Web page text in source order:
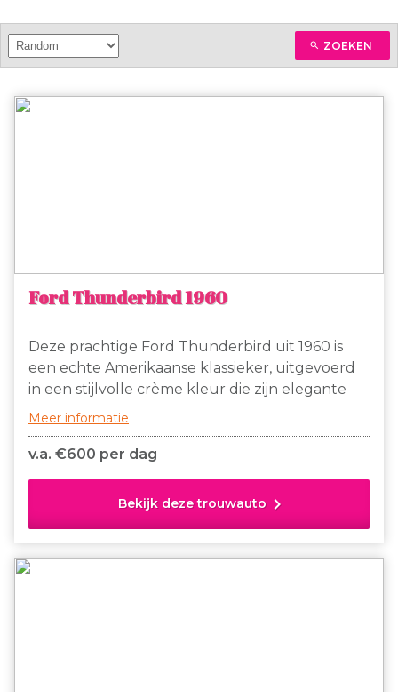
search ZOEKEN
Ford Thunderbird 1960
Deze prachtige Ford Thunderbird uit 1960 is
een echte Amerikaanse klassieker, uitgevoerd
in een stijlvolle crème kleur die zijn elegante
lijnen perfect benadrukt. Het iconische design
combineert luxe en sportiviteit, met zijn
vleugels achter en chroomdetails.
Meer informatie
v.a. €600 per dag
Bekijk deze trouwautochevron_right